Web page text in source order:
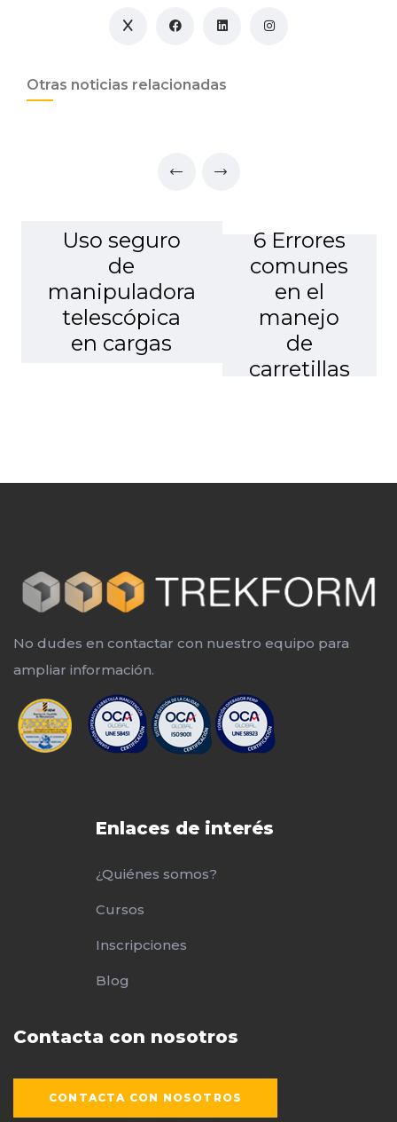
Otras noticias relacionadas
Uso seguro
de
manipuladora
telescópica
en cargas
6 Errores
comunes
en el
manejo
de
carretillas
No dudes en contactar con nuestro equipo para
ampliar información.
Enlaces de interés
¿Quiénes somos?
Cursos
Inscripciones
Blog
Contacta con nosotros
CONTACTA CON NOSOTROS